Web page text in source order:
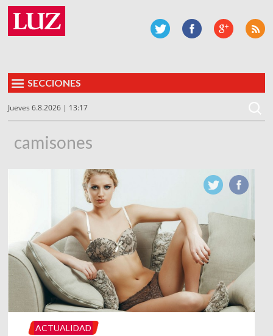
SECCIONES
Jueves 6.8.2026 | 13:17
camisones
ACTUALIDAD